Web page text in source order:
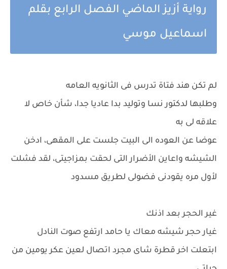
رواية أزيز الماضي الفصل الرابع بقلم
اسماعيل موسي
لم تكن هند فتاة تدرس فى الثانويه العامه
وطلبها لدكتور نسا وتوليد بدا عاديا جدا، شأن خاص لا
علاقه لى به
عوضا عن العوده الى البيت جلست على المقهى، ادخن
الشيشه واعاين الأضرار التى لحقت بمزاجيتى، لقد فشلت
لأول مره يقودنى فضولى لطريق مسدود
غير الحجر بعد اذنك
غيار حجر شيشه معاك يا حامد ارتفع صوت النادل
ابتعلت اخر قطرة شاى مجرد اتصال لعين عكر يومين من